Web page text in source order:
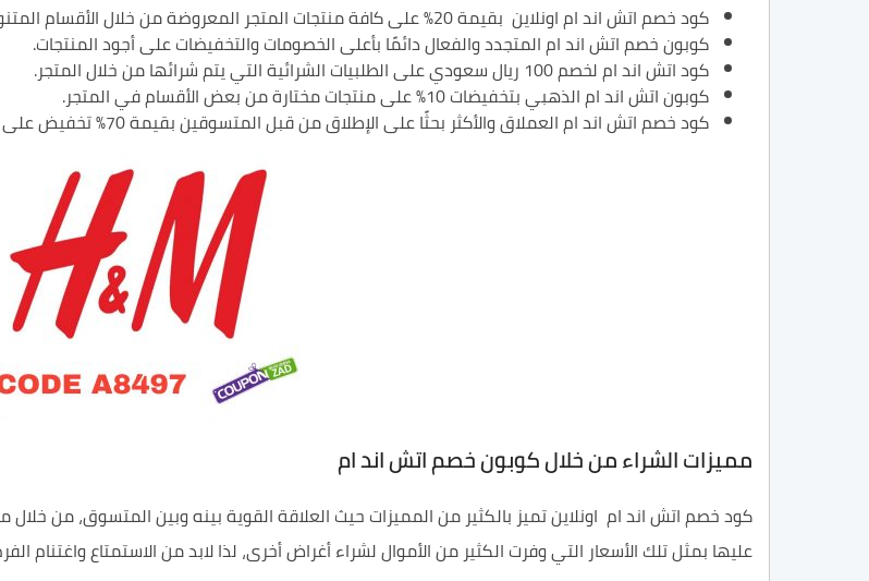
كود خصم اتش اند ام اونلاين بقيمة 20% على كافة منتجات المتجر المعروضة من خلال الأقسام المتنوعة.
كوبون خصم اتش اند ام المتجدد والفعال دائمًا بأعلى الخصومات والتخفيضات على أجود المنتجات.
كود اتش اند ام لخصم 100 ريال سعودي على الطلبيات الشرائية التي يتم شرائها من خلال المتجر.
كوبون اتش اند ام الذهبي بتخفيضات 10% على منتجات مختارة من بعض الأقسام في المتجر.
كود خصم اتش اند ام العملاق والأكثر بحثًا على الإطلاق من قبل المتسوقين بقيمة 70% تخفيض على كل ما يوجد بالمتجر من منتجات.
مميزات الشراء من خلال كوبون خصم اتش اند ام
كود خصم اتش اند ام اونلاين تميز بالكثير من المميزات حيث العلاقة القوية بينه وبين المتسوق، من
عليها بمثل تلك الأسعار التي وفرت الكثير من الأموال لشراء أغراض أخرى، لذا لابد من الاستمتاع واغتنام